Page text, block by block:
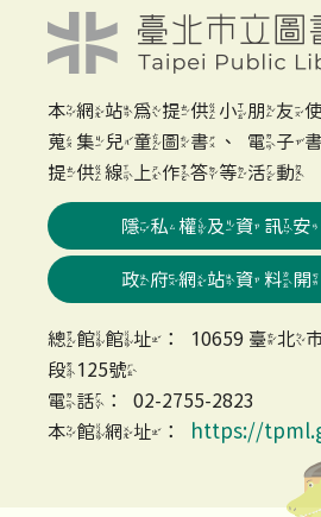
本網站為提供小朋友
蒐集兒童圖書、電子
提供線上作答等活動
隱私權及資訊
政府網站資料
總館館址：10659 臺
段125號
電話：02-2755-2823
本館網址：
https://